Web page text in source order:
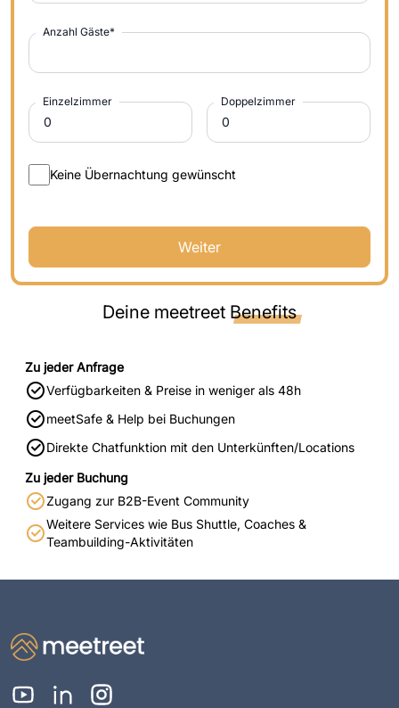
Anzahl Gäste*
Einzelzimmer Doppelzimmer
Keine Übernachtung gewünscht
Weiter
Deine meetreet Benefits
Zu jeder Anfrage
Verfügbarkeiten & Preise in weniger als 48h
meetSafe & Help bei Buchungen
Direkte Chatfunktion mit den Unterkünften/Locations
Zu jeder Buchung
Zugang zur B2B-Event Community
Weitere Services wie Bus Shuttle, Coaches &
Teambuilding-Aktivitäten